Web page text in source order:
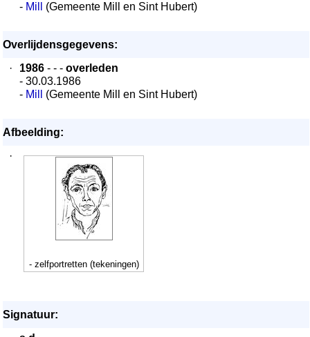
- Mill (Gemeente Mill en Sint Hubert)
Overlijdensgegevens:
·
1986 - - - overleden
- 30.03.1986
- Mill (Gemeente Mill en Sint Hubert)
Afbeelding:
·
- zelfportretten (tekeningen)
Signatuur: